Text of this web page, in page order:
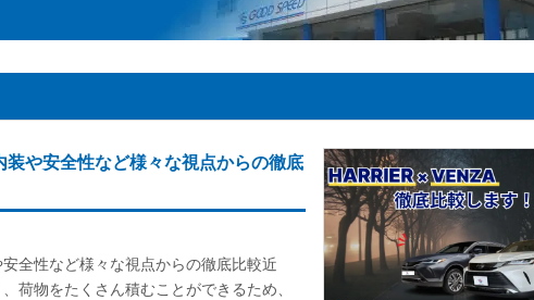
や安全性など様々な視点からの徹底
全性など様々な視点からの徹底比較近
荷物をたくさん積むことができるため、